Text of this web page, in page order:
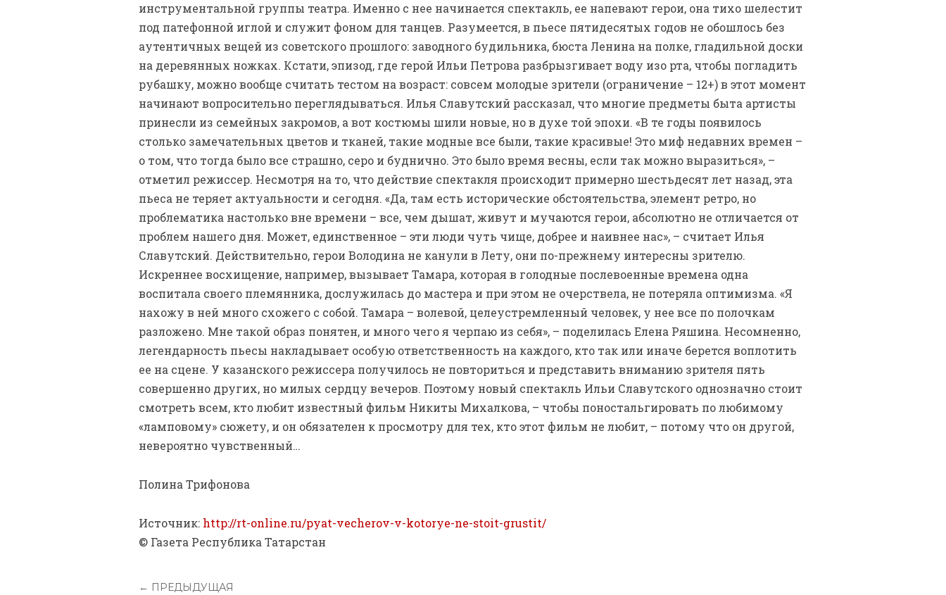
инструментальной группы театра. Именно с нее начинается спектакль, ее напевают герои, она тихо шелестит
под патефонной иглой и служит фоном для танцев. Разумеется, в пьесе пятидесятых годов не обошлось без
аутентичных вещей из советского прошлого: заводного будильника, бюста Ленина на полке, гладильной доски
на деревянных ножках. Кстати, эпизод, где герой Ильи Петрова разбрызгивает воду изо рта, чтобы погладить
рубашку, можно вообще считать тестом на возраст: совсем молодые зрители (ограничение – 12+) в этот момент
начинают вопросительно переглядываться. Илья Славутский рассказал, что многие предметы быта артисты
принесли из семейных закромов, а вот костюмы шили новые, но в духе той эпохи. «В те годы появилось
столько замечательных цветов и тканей, такие модные все были, такие красивые! Это миф недавних времен –
о том, что тогда было все страшно, серо и буднично. Это было время весны, если так можно выразиться», –
отметил режиссер. Несмотря на то, что действие спектакля происходит примерно шестьдесят лет назад, эта
пьеса не теряет актуальности и сегодня. «Да, там есть исторические обстоятельства, элемент ретро, но
проблематика настолько вне времени – все, чем дышат, живут и мучаются герои, абсолютно не отличается от
проблем нашего дня. Может, единственное – эти люди чуть чище, добрее и наивнее нас», – считает Илья
Славутский. Действительно, герои Володина не канули в Лету, они по-прежнему интересны зрителю.
Искреннее восхищение, например, вызывает Тамара, которая в голодные послевоенные времена одна
воспитала своего племянника, дослужилась до мастера и при этом не очерствела, не потеряла оптимизма. «Я
нахожу в ней много схожего с собой. Тамара – волевой, целеустремленный человек, у нее все по полочкам
разложено. Мне такой образ понятен, и много чего я черпаю из себя», – поделилась Елена Ряшина. Несомненно,
легендарность пьесы накладывает особую ответственность на каждого, кто так или иначе берется воплотить
ее на сцене. У казанского режиссера получилось не повториться и представить вниманию зрителя пять
совершенно других, но милых сердцу вечеров. Поэтому новый спектакль Ильи Славутского однозначно стоит
смотреть всем, кто любит известный фильм Никиты Михалкова, – чтобы поностальгировать по любимому
«ламповому» сюжету, и он обязателен к просмотру для тех, кто этот фильм не любит, – потому что он другой,
невероятно чувственный…
Полина Трифонова
Источник: http://rt-online.ru/pyat-vecherov-v-kotorye-ne-stoit-grustit/
© Газета Республика Татарстан
← ПРЕДЫДУЩАЯ